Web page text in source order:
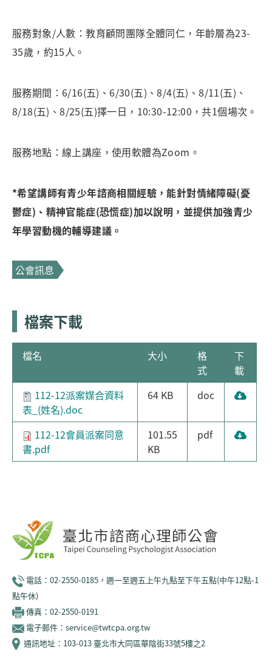
服務對象/人數：教育顧問團隊全體同仁，年齡層為23-
35歲，約15人。
服務期間：6/16(五)、6/30(五)、8/4(五)、8/11(五)、
8/18(五)、8/25(五)擇一日，10:30-12:00，共1個場次。
服務地點：線上講座，使用軟體為Zoom。
*希望講師有青少年諮商相關經驗，能針對情緒障礙(憂
鬱症)、精神官能症(恐慌症)加以說明，並提供加強青少
年學習動機的輔導建議。
公會訊息
檔案下載
檔名 大小
格
式
下
載
112-12派案媒合資料
表_(姓名).doc
64 KB doc
112-12會員派案同意
書.pdf
101.55
KB
pdf
電話：02-2550-0185，週一至週五上午九點至下午五點(中午12點-1
點午休)
傳真：02-2550-0191
電子郵件：service@twtcpa.org.tw
通訊地址：103-013 臺北市大同區華陰街33號5樓之2